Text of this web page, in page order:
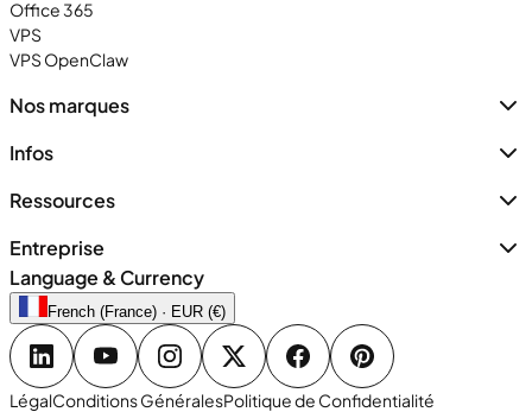
Office 365
VPS
VPS OpenClaw
Nos marques
Infos
Ressources
Entreprise
Language & Currency
French (France) · EUR (€)
LégalConditions GénéralesPolitique de Confidentialité